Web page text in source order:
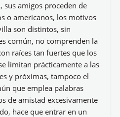
sus amigos proceden de
o americanos, los motivos
son distintos, sin
común, no comprenden la
raíces tan fuertes que los
limitan prácticamente a las
y próximas, tampoco el
que emplea palabras
de amistad excesivamente
hace que entrar en un